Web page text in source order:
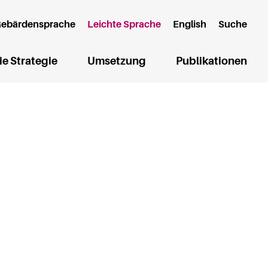
Suche
English
Leichte Sprache(aktuelle Seite)
Strategie Umsetzung Publikationen